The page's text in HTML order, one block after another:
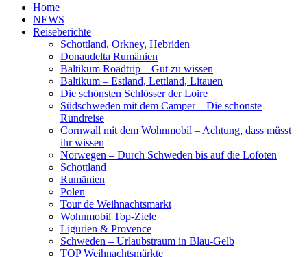
Home
NEWS
Reiseberichte
Schottland, Orkney, Hebriden
Donaudelta Rumänien
Baltikum Roadtrip – Gut zu wissen
Baltikum – Estland, Lettland, Litauen
Die schönsten Schlösser der Loire
Südschweden mit dem Camper – Die schönste
Rundreise
Cornwall mit dem Wohnmobil – Achtung, dass müsst
ihr wissen
Norwegen – Durch Schweden bis auf die Lofoten
Schottland
Rumänien
Polen
Tour de Weihnachtsmarkt
Wohnmobil Top-Ziele
Ligurien & Provence
Schweden – Urlaubstraum in Blau-Gelb
TOP Weihnachtsmärkte